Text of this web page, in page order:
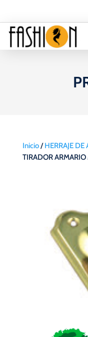
Inicio/HERRAJE DE
TIRADOR